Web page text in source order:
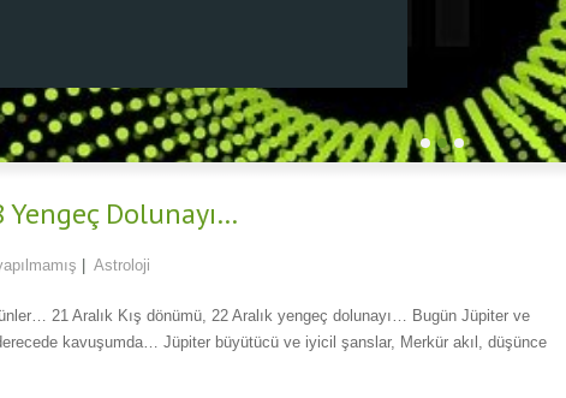
Yengeç Dolunayı…
Astroloji
21 Aralık Kış dönümü, 22 Aralık yengeç dolunayı… Bugün Jüpiter ve
kavuşumda… Jüpiter büyütücü ve iyicil şanslar, Merkür akıl, düşünce